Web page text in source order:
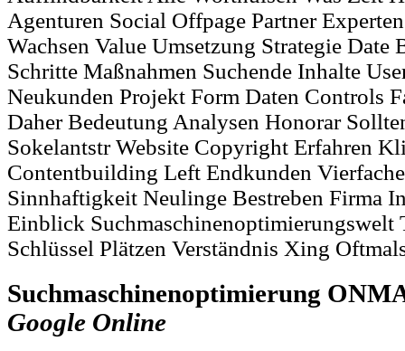
Agenturen Social Offpage Partner
Wachsen Value Umsetzung Strategie Date
Schritte Maßnahmen Suchende Inhalte
Neukunden Projekt Form Daten Controls
Daher Bedeutung Analysen Honorar
Sokelantstr Website Copyright Erfahren
Contentbuilding Left Endkunden
Sinnhaftigkeit Neulinge Bestreben Firma
Einblick Suchmaschinenoptimierungswelt
Schlüssel Plätzen Verständnis Xing
Suchmaschinenoptimierung
Google Online